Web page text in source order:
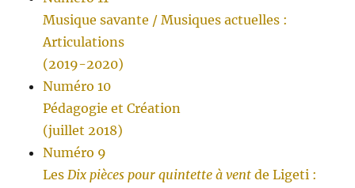
Musique savante / Musiques actuelles :
Articulations
(2019-2020)
Numéro 10
Pédagogie et Création
(juillet 2018)
Numéro 9
LesDix pièces pour quintette à vent de Ligeti :